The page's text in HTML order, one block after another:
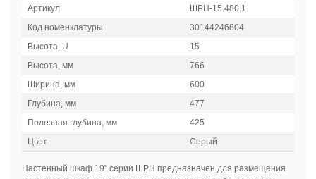
Артикул
ШРН-15.480.1
Код номенклатуры
30144246804
Высота, U
15
Высота, мм
766
Ширина, мм
600
Глубина, мм
477
Полезная глубина, мм
425
Цвет
Серый
Настенный шкаф 19" серии ШРН предназначен для размещения